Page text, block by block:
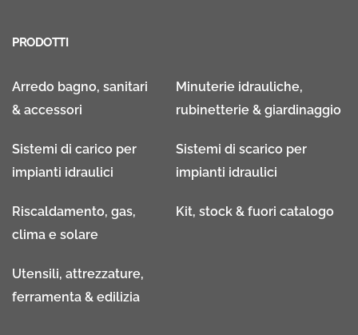
PRODOTTI
Arredo bagno, sanitari
& accessori
Minuterie idrauliche,
rubinetterie & giardinaggio
Sistemi di carico per
impianti idraulici
Sistemi di scarico per
impianti idraulici
Riscaldamento, gas,
clima e solare
Kit, stock & fuori catalogo
Utensili, attrezzature,
ferramenta & edilizia